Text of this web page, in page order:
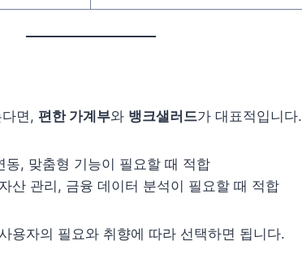
면, 편한 가계부와 뱅크샐러드가 대표적입니다.
동, 맞춤형 기능이 필요할 때 적합
산 관리, 금융 데이터 분석이 필요할 때 적합
용자의 필요와 취향에 따라 선택하면 됩니다.